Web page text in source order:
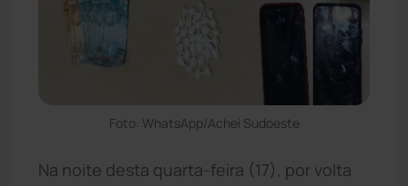
Foto: WhatsApp/Achei Sudoeste
Na noite desta quarta-feira (17), por volta